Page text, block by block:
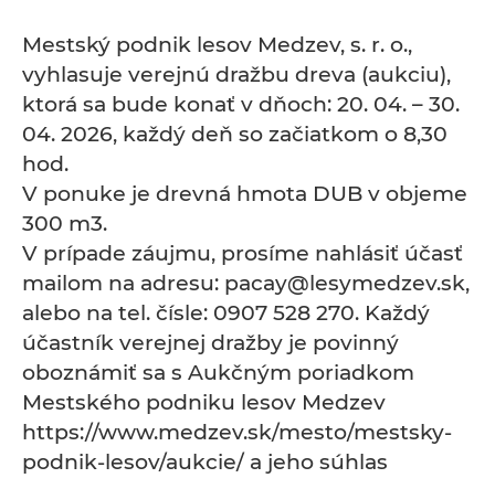
Mestský podnik lesov Medzev, s. r. o.,
vyhlasuje verejnú dražbu dreva (aukciu),
ktorá sa bude konať v dňoch: 20. 04. – 30.
04. 2026, každý deň so začiatkom o 8,30
hod.
V ponuke je drevná hmota DUB v objeme
300 m3.
V prípade záujmu, prosíme nahlásiť účasť
mailom na adresu: pacay@lesymedzev.sk,
alebo na tel. čísle: 0907 528 270. Každý
účastník verejnej dražby je povinný
oboznámiť sa s Aukčným poriadkom
Mestského podniku lesov Medzev
https://www.medzev.sk/mesto/mestsky-
podnik-lesov/aukcie/ a jeho súhlas